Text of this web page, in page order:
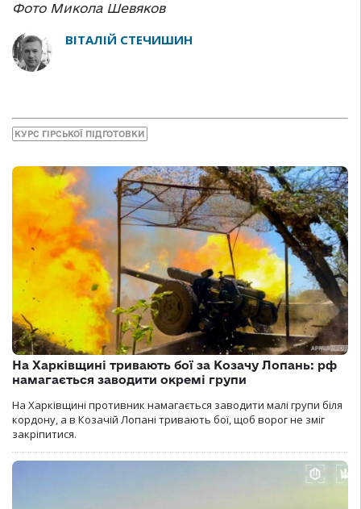
Фото Микола Шевяков
ВІТАЛІЙ СТЕЧИШИН
КУРС ГІРСЬКОЇ ПІДГОТОВКИ
На Харківщині тривають бої за Козачу Лопань: рф
намагається заводити окремі групи
На Харківщині противник намагається заводити малі групи біля
кордону, а в Козачій Лопані тривають бої, щоб ворог не зміг
закріпитися.